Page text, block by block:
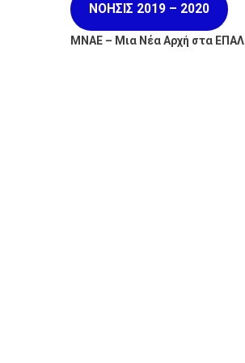
ΝΟΗΣΙΣ 2019 – 2020
ΜΝΑΕ – Μια Νέα Αρχή στα ΕΠΑΛ